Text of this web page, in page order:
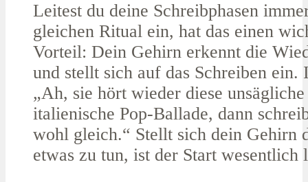
Leitest du deine Schreibphasen
gleichen Ritual ein, hat das einen
Vorteil: Dein Gehirn erkennt die
und stellt sich auf das Schreiben ein.
„Ah, sie hört wieder diese unsägliche
italienische Pop-Ballade, dann
wohl gleich.“ Stellt sich dein Gehirn
etwas zu tun, ist der Start wesentlich